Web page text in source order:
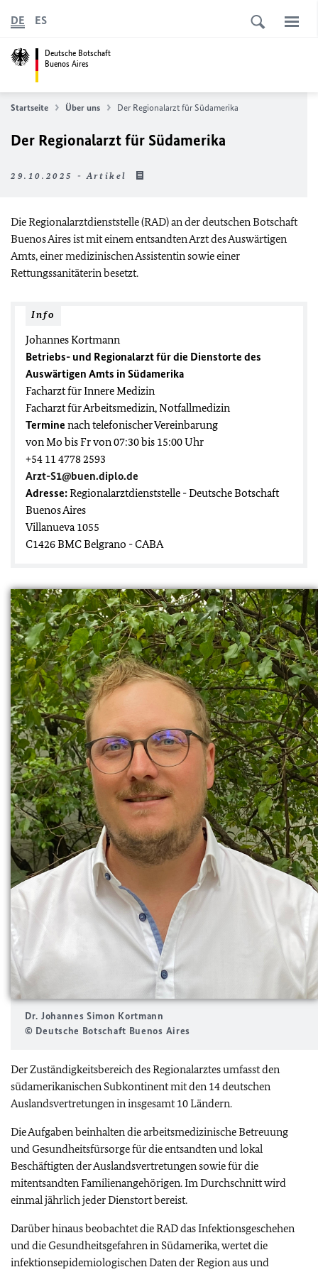
Deutsche Botschaft
Buenos Aires
DE ES
Startseite Über uns Der Regionalarzt für Südamerika
Der Regionalarzt für Südamerika
29.10.2025 - Artikel
Die Regionalarztdienststelle (RAD) an der deutschen Botschaft
Buenos Aires ist mit einem entsandten Arzt des Auswärtigen
Amts, einer medizinischen Assistentin sowie einer
Rettungssanitäterin besetzt.
Info
Johannes Kortmann
Betriebs- und Regionalarzt für die Dienstorte des
Auswärtigen Amts in Südamerika
Facharzt für Innere Medizin
Facharzt für Arbeitsmedizin, Notfallmedizin
Termine nach telefonischer Vereinbarung
von Mo bis Fr von 07:30 bis 15:00 Uhr
+54 11 4778 2593
Arzt-S1@buen.diplo.de
Adresse:Regionalarztdienststelle - Deutsche Botschaft
Buenos Aires
Villanueva 1055
C1426 BMC Belgrano - CABA
Dr. Johannes Simon Kortmann
© Deutsche Botschaft Buenos Aires
Der Zuständigkeitsbereich des Regionalarztes umfasst den
südamerikanischen Subkontinent mit den 14 deutschen
Auslandsvertretungen in insgesamt 10 Ländern.
Die Aufgaben beinhalten die arbeitsmedizinische Betreuung
und Gesundheitsfürsorge für die entsandten und lokal
Beschäftigten der Auslandsvertretungen sowie für die
mitentsandten Familienangehörigen. Im Durchschnitt wird
einmal jährlich jeder Dienstort bereist.
Darüber hinaus beobachtet die RAD das Infektionsgeschehen
und die Gesundheitsgefahren in Südamerika, wertet die
infektionsepidemiologischen Daten der Region aus und